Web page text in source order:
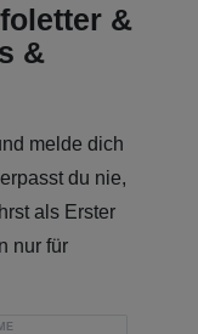
&
&
melde dich
du nie,
als Erster
nur für